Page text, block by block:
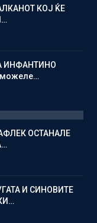
КОЈ ЌЕ
ИНФАНТИНО
можеле…
ОСТАНАЛЕ
И СИНОВИТЕ